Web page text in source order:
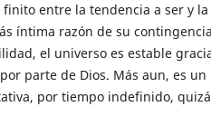
finito entre la tendencia a ser y
íntima razón de su
el universo es estable
por parte de Dios. Más aun, es
por tiempo indefinido,